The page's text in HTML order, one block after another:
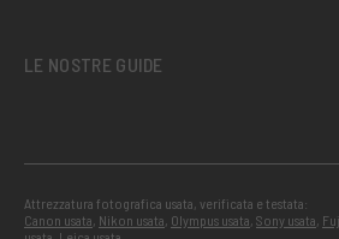
LE NOSTRE GUIDE
Attrezzatura fotografica usata, verificata e testata:
Canon usata Nikon usata Olympus usata Sony usata